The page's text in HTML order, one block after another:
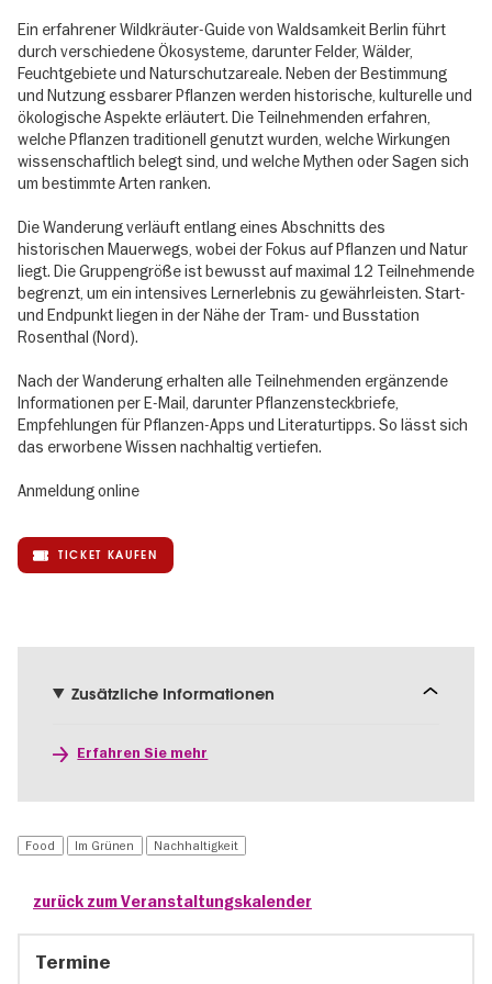
Ein erfahrener Wildkräuter-Guide von Waldsamkeit Berlin führt
durch verschiedene Ökosysteme, darunter Felder, Wälder,
Feuchtgebiete und Naturschutzareale. Neben der Bestimmung
und Nutzung essbarer Pflanzen werden historische, kulturelle und
ökologische Aspekte erläutert. Die Teilnehmenden erfahren,
welche Pflanzen traditionell genutzt wurden, welche Wirkungen
wissenschaftlich belegt sind, und welche Mythen oder Sagen sich
um bestimmte Arten ranken.
Die Wanderung verläuft entlang eines Abschnitts des
historischen Mauerwegs, wobei der Fokus auf Pflanzen und Natur
liegt. Die Gruppengröße ist bewusst auf maximal 12 Teilnehmende
begrenzt, um ein intensives Lernerlebnis zu gewährleisten. Start-
und Endpunkt liegen in der Nähe der Tram- und Busstation
Rosenthal (Nord).
Nach der Wanderung erhalten alle Teilnehmenden ergänzende
Informationen per E-Mail, darunter Pflanzensteckbriefe,
Empfehlungen für Pflanzen-Apps und Literaturtipps. So lässt sich
das erworbene Wissen nachhaltig vertiefen.
Anmeldung online
TICKET KAUFEN
Zusätzliche Informationen
Erfahren Sie mehr
Food Im Grünen Nachhaltigkeit
zurück zum Veranstaltungskalender
Termine